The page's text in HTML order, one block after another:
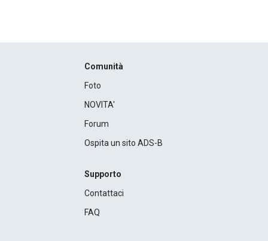
Comunità
Foto
NOVITA'
Forum
Ospita un sito ADS-B
Supporto
Contattaci
FAQ